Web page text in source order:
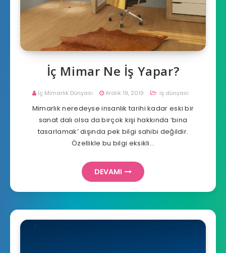
İç Mimar Ne İş Yapar?
İç Mimarlık Dünyası Aralık 19, 2019 iş dünyası
Mimarlık neredeyse insanlık tarihi kadar eski bir
sanat dalı olsa da birçok kişi hakkında ‘bina
tasarlamak’ dışında pek bilgi sahibi değildir.
Özellikle bu bilgi eksikli…
DEVAMI